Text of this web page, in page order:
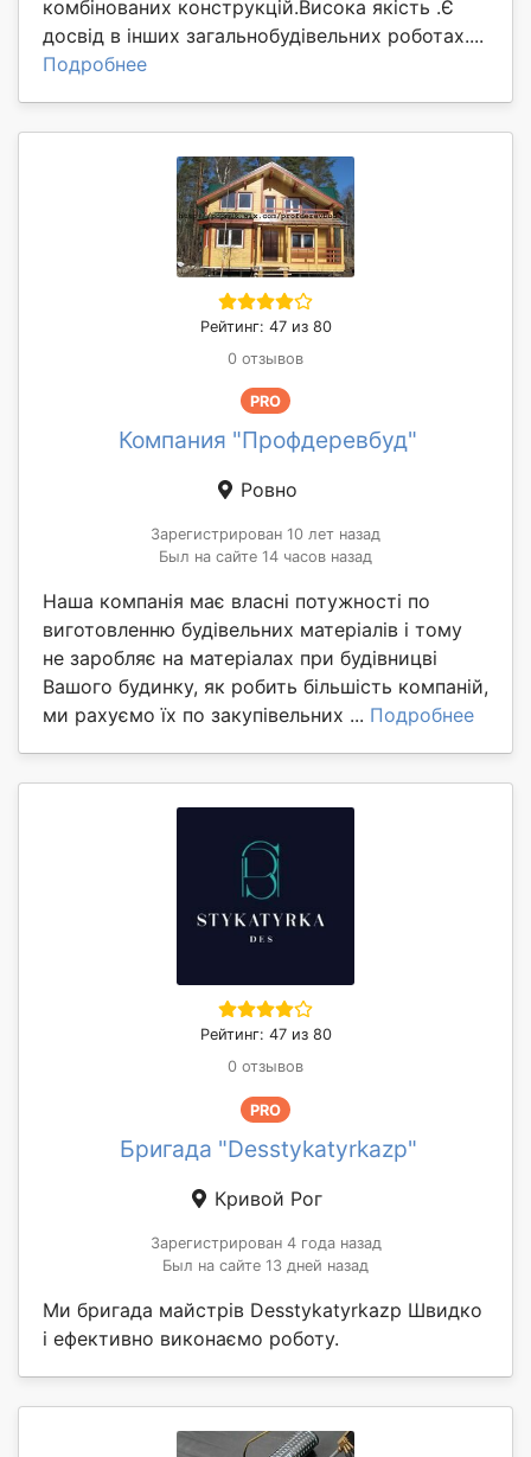
комбінованих конструкцій.Висока якість .Є
досвід в інших загальнобудівельних роботах....
Подробнее
Рейтинг: 47 из 80
0 отзывов
PRO
Компания "Профдеревбуд"
Ровно
Зарегистрирован 10 лет назад
Был на сайте 14 часов назад
Наша компанія має власні потужності по
виготовленню будівельних матеріалів і тому
не заробляє на матеріалах при будівницві
Вашого будинку, як робить більшість компаній,
ми рахуємо їх по закупівельних ... Подробнее
Рейтинг: 47 из 80
0 отзывов
PRO
Бригада "Desstykatyrkazp"
Кривой Рог
Зарегистрирован 4 года назад
Был на сайте 13 дней назад
Ми бригада майстрів Desstykatyrkazp Швидко
і ефективно виконаємо роботу.